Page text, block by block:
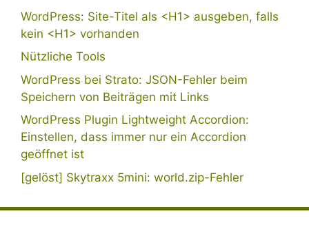
WordPress: Site-Titel als <H1> ausgeben, falls
kein <H1> vorhanden
Nützliche Tools
WordPress bei Strato: JSON-Fehler beim
Speichern von Beiträgen mit Links
WordPress Plugin Lightweight Accordion:
Einstellen, dass immer nur ein Accordion
geöffnet ist
[gelöst] Skytraxx 5mini: world.zip-Fehler